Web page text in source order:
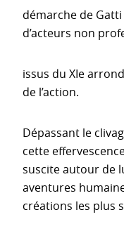
démarche de
d’acteurs non
issus du XIe
de l’action.
Dépassant le
cette
suscite autour de
aventures
créations les plus